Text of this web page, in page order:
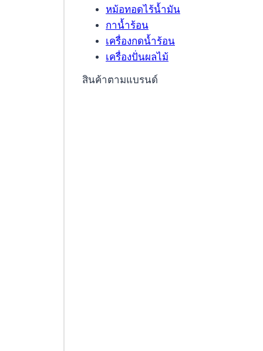
หม้อทอดไร้น้ำมัน
กาน้ำร้อน
เครื่องกดน้ำร้อน
เครื่องปั่นผลไม้
สินค้าตามแบรนด์